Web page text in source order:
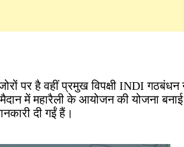
पर है वहीं प्रमुख विपक्षी INDI
में महारैली के आयोजन की योजना
दी गईं हैं।